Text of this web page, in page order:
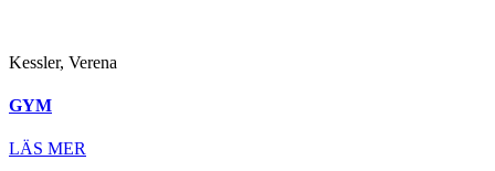
Kessler, Verena
GYM
LÄS MER